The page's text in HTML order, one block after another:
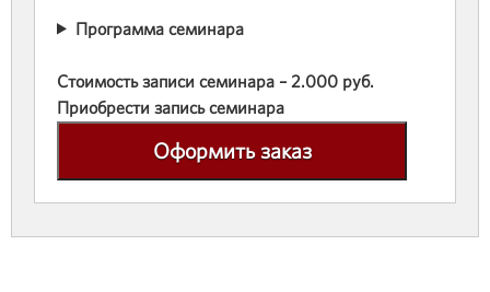
Программа семинара
Стоимость записи семинара – 2.000 руб.
Приобрести запись семинара
Оформить заказ